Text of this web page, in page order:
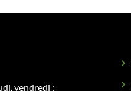
vendredi :